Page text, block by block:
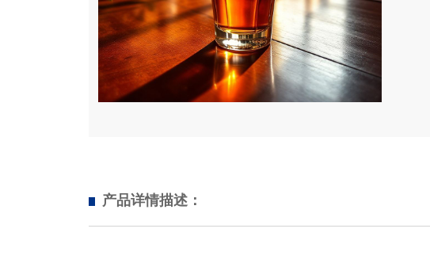
产品详情描述：